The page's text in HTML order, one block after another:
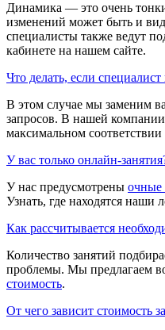
Динамика — это очень
изменений может быть и
специалисты также ведут
кабинете на нашем сайте.
Что делать, если
В этом случае мы заменим
запросов. В нашей компании
максимальном
У вас только онлайн-
У нас предусмотрены очные
Узнать, где находятся наши
Как рассчитывается
Количество занятий
проблемы. Мы предлагаем
стоимость.
От чего зависит стоимость